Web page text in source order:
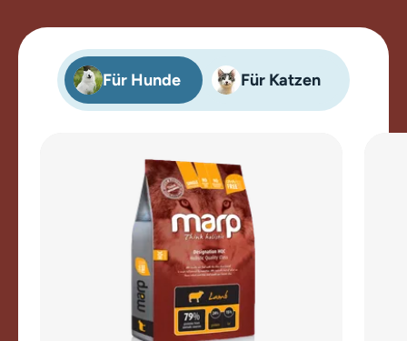
Für Hunde Für Katzen